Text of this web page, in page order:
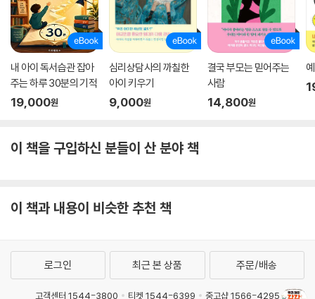
내 아이 독서습관 잡아
주는 하루 30분의 기적
19,000원
심리상담사의 까칠한
아이 키우기
9,000원
결국 부모는 믿어주는
사람
14,800원
이 책을 구입하신 분들이 산 분야 책
이 책과 내용이 비슷한 추천 책
로그인 최근 본 상품 주문/배송
고객센터 1544-3800 티켓 1544-6399 중고샵 1566-4295